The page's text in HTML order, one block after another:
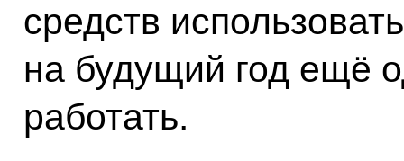
средств
на будущий год ещё
работать.